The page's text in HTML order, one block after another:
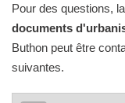
Pour des questions,
documents
Buthon peut être
suivantes.